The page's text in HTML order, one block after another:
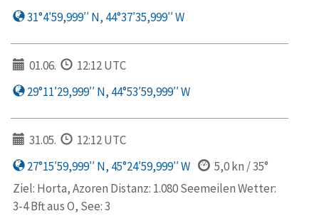
31°4′59,999′′ N, 44°37′35,999′′ W
01.06.
12:12 UTC
29°11′29,999′′ N, 44°53′59,999′′ W
31.05.
12:12 UTC
27°15′59,999′′ N, 45°24′59,999′′ W
5,0 kn / 35°
Ziel: Horta, Azoren Distanz: 1.080 Seemeilen Wetter:
3-4 Bft aus O, See: 3